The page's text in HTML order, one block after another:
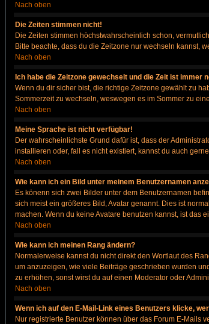
Nach oben
Die Zeiten stimmen nicht!
Die Zeiten stimmen höchstwahrscheinlich schon,
Bitte beachte, dass du die Zeitzone nur wechseln kannst,
Nach oben
Ich habe die Zeitzone gewechselt und die Zeit ist immer
Wenn du dir sicher bist, die richtige Zeitzone gewählt zu
Sommerzeit zu wechseln, weswegen es im Sommer zu
Nach oben
Meine Sprache ist nicht verfügbar!
Der wahrscheinlichste Grund dafür ist, dass der
installieren oder, fall es nicht existiert, kannst du auch
Nach oben
Wie kann ich ein Bild unter meinem Benutzernamen
Es könenn sich zwei Bilder unter dem Benutzernamen
sich meist ein größeres Bild, Avatar genannt. Dies ist
machen. Wenn du keine Avatare benutzen kannst, ist das
Nach oben
Wie kann ich meinen Rang ändern?
Normalerweise kannst du nicht direkt den Wortlaut des
um anzuzeigen, wie viele Beiträge geschrieben wurden
zu erhöhen, sonst wirst du auf einen Moderator oder
Nach oben
Wenn ich auf den E-Mail-Link eines Benutzers klicke,
Nur registrierte Benutzer können über das Forum E-Mails